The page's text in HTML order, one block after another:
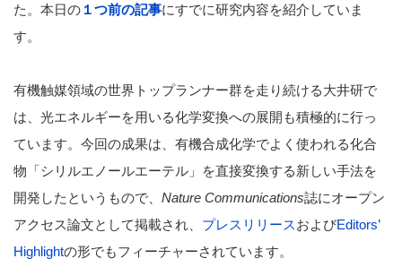
た。本日の １つ前の記事にすでに研究内容を紹介していま
す。
有機触媒領域の世界トップランナー群を走り続ける大井研で
は、光エネルギーを用いる化学変換への展開も積極的に行っ
ています。今回の成果は、有機合成化学でよく使われる化合
物「シリルエノールエーテル」を直接変換する新しい手法を
開発したというもので、 Nature Communications誌にオープン
アクセス論文として掲載され、 プレスリリースおよびEditors’
Highlightの形でもフィーチャーされています。